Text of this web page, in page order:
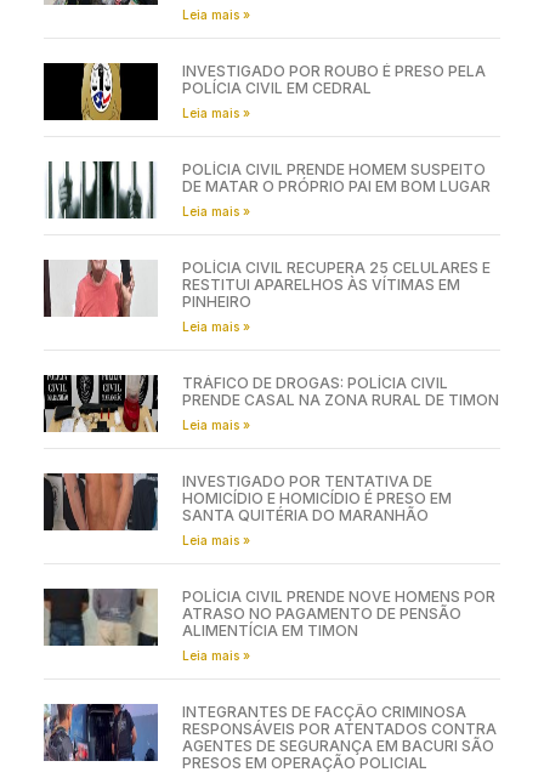
Leia mais »
INVESTIGADO POR ROUBO É PRESO PELA
POLÍCIA CIVIL EM CEDRAL
Leia mais »
POLÍCIA CIVIL PRENDE HOMEM SUSPEITO
DE MATAR O PRÓPRIO PAI EM BOM LUGAR
Leia mais »
POLÍCIA CIVIL RECUPERA 25 CELULARES E
RESTITUI APARELHOS ÀS VÍTIMAS EM
PINHEIRO
Leia mais »
TRÁFICO DE DROGAS: POLÍCIA CIVIL
PRENDE CASAL NA ZONA RURAL DE TIMON
Leia mais »
INVESTIGADO POR TENTATIVA DE
HOMICÍDIO E HOMICÍDIO É PRESO EM
SANTA QUITÉRIA DO MARANHÃO
Leia mais »
POLÍCIA CIVIL PRENDE NOVE HOMENS POR
ATRASO NO PAGAMENTO DE PENSÃO
ALIMENTÍCIA EM TIMON
Leia mais »
INTEGRANTES DE FACÇÃO CRIMINOSA
RESPONSÁVEIS POR ATENTADOS CONTRA
AGENTES DE SEGURANÇA EM BACURI SÃO
PRESOS EM OPERAÇÃO POLICIAL